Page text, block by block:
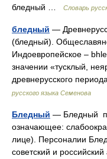
бледный …
Словарь
бледный —
(бледный).
Индоевропейское –
значении «тусклый,
древнерусского
русского языка Семенова
Бледный — Бледный
означающее:
лице). Персоналии
советский и